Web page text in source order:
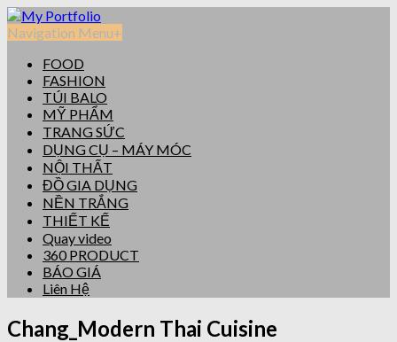
Navigation Menu+
FOOD
FASHION
TÚI BALO
MỸ PHẨM
TRANG SỨC
DỤNG CỤ – MÁY MÓC
NỘI THẤT
ĐỒ GIA DỤNG
NỀN TRẮNG
THIẾT KẾ
Quay video
360 PRODUCT
BÁO GIÁ
Liên Hệ
Chang_Modern Thai Cuisine